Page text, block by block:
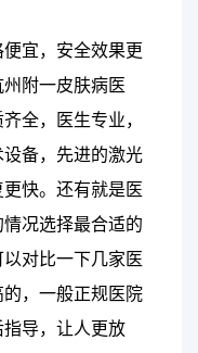
宜，安全效果更
附一皮肤病医
全，医生专业，
备，先进的激光
快。还有就是医
况选择最合适的
对比一下几家医
，一般正规医院
导，让人更放